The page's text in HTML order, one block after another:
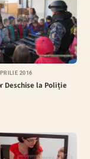
2016
Deschise la Poliție